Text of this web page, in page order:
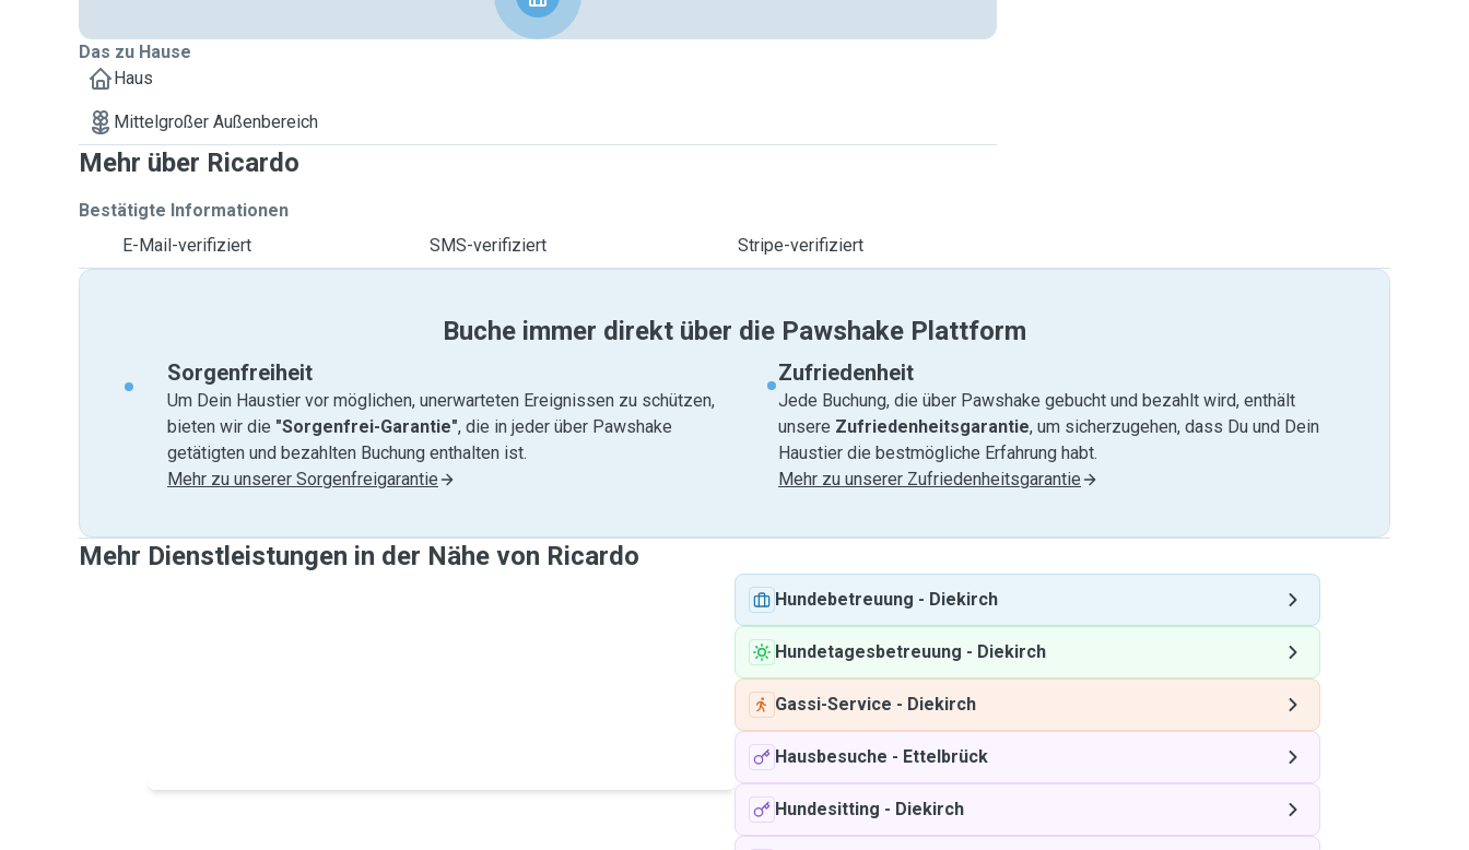
Das zu Hause
Haus
Mittelgroßer Außenbereich
Mehr über Ricardo
Bestätigte Informationen
E-Mail-verifiziert
SMS-verifiziert Stripe-verifiziert
Buche immer direkt über die Pawshake Plattform
Sorgenfreiheit
Um Dein Haustier vor möglichen, unerwarteten Ereignissen zu schützen,
bieten wir die "Sorgenfrei-Garantie", die in jeder über Pawshake
getätigten und bezahlten Buchung enthalten ist.
Mehr zu unserer Sorgenfreigarantie
Zufriedenheit
Jede Buchung, die über Pawshake gebucht und bezahlt wird, enthält
unsere Zufriedenheitsgarantie, um sicherzugehen, dass Du und Dein
Haustier die bestmögliche Erfahrung habt.
Mehr zu unserer Zufriedenheitsgarantie
Mehr Dienstleistungen in der Nähe von Ricardo
Hundebetreuung - Diekirch
Hundetagesbetreuung - Diekirch
Gassi-Service - Diekirch
Hausbesuche - Ettelbrück
Hundesitting - Diekirch